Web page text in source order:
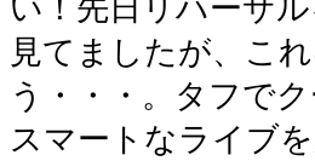
い！先日リハーサ
見てましたが、こ
う・・・。タフで
スマートなライブ